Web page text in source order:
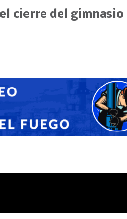
cierre del gimnasio